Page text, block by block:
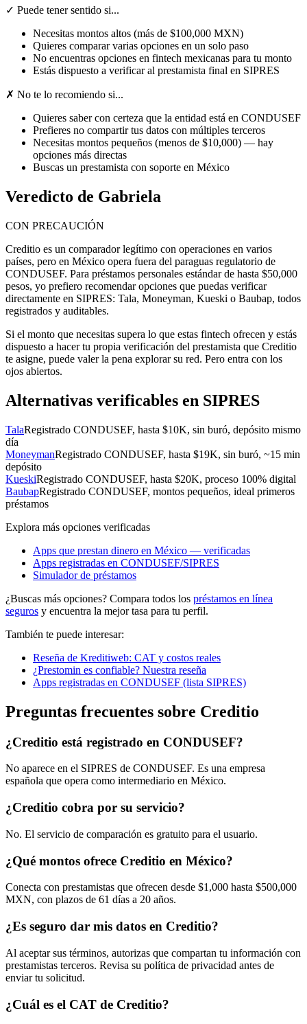
✓ Puede tener sentido si...
Necesitas montos altos (más de $100,000 MXN)
Quieres comparar varias opciones en un solo paso
No encuentras opciones en fintech mexicanas para tu monto
Estás dispuesto a verificar al prestamista final en SIPRES
✗ No te lo recomiendo si...
Quieres saber con certeza que la entidad está en CONDUSEF
Prefieres no compartir tus datos con múltiples terceros
Necesitas montos pequeños (menos de $10,000) — hay
opciones más directas
Buscas un prestamista con soporte en México
Veredicto de Gabriela
CON PRECAUCIÓN
Creditio es un comparador legítimo con operaciones en varios
países, pero en México opera fuera del paraguas regulatorio de
CONDUSEF. Para préstamos personales estándar de hasta $50,000
pesos, yo prefiero recomendar opciones que puedas verificar
directamente en SIPRES: Tala, Moneyman, Kueski o Baubap, todos
registrados y auditables.
Si el monto que necesitas supera lo que estas fintech ofrecen y estás
dispuesto a hacer tu propia verificación del prestamista que Creditio
te asigne, puede valer la pena explorar su red. Pero entra con los
ojos abiertos.
Alternativas verificables en SIPRES
TalaRegistrado CONDUSEF, hasta $10K, sin buró, depósito mismo
día
MoneymanRegistrado CONDUSEF, hasta $19K, sin buró, ~15 min
depósito
KueskiRegistrado CONDUSEF, hasta $20K, proceso 100% digital
BaubapRegistrado CONDUSEF, montos pequeños, ideal primeros
préstamos
Explora más opciones verificadas
Apps que prestan dinero en México — verificadas
Apps registradas en CONDUSEF/SIPRES
Simulador de préstamos
¿Buscas más opciones? Compara todos los préstamos en línea
seguros y encuentra la mejor tasa para tu perfil.
También te puede interesar:
Reseña de Kreditiweb: CAT y costos reales
¿Prestomin es confiable? Nuestra reseña
Apps registradas en CONDUSEF (lista SIPRES)
Preguntas frecuentes sobre Creditio
¿Creditio está registrado en CONDUSEF?
No aparece en el SIPRES de CONDUSEF. Es una empresa
española que opera como intermediario en México.
¿Creditio cobra por su servicio?
No. El servicio de comparación es gratuito para el usuario.
¿Qué montos ofrece Creditio en México?
Conecta con prestamistas que ofrecen desde $1,000 hasta $500,000
MXN, con plazos de 61 días a 20 años.
¿Es seguro dar mis datos en Creditio?
Al aceptar sus términos, autorizas que compartan tu información con
prestamistas terceros. Revisa su política de privacidad antes de
enviar tu solicitud.
¿Cuál es el CAT de Creditio?